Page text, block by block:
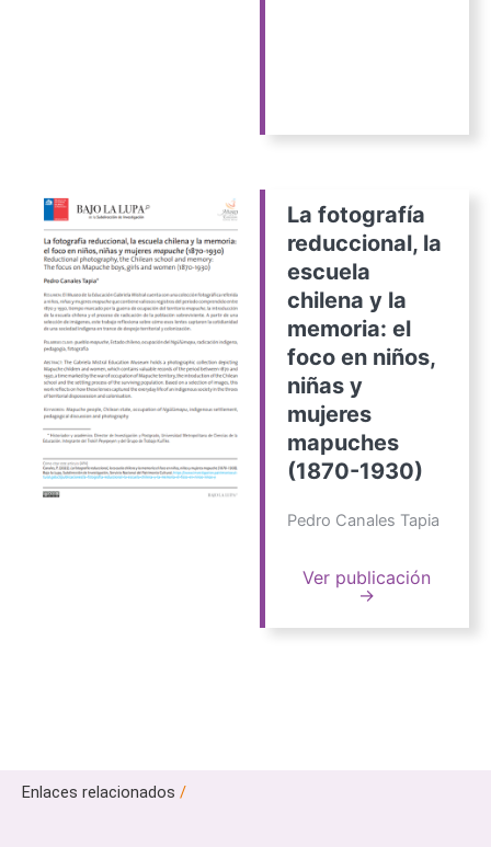
La fotografía
reduccional, la
escuela
chilena y la
memoria: el
foco en niños,
niñas y
mujeres
mapuches
(1870-1930)
Pedro Canales Tapia
Ver publicación
→
Enlaces relacionados /